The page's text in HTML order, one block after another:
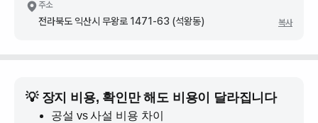
주소
전라북도 익산시 무왕로 1471-63 (석왕동) 복사
💡 장지 비용, 확인만 해도 비용이 달라집니다
공설 vs 사설 비용 차이